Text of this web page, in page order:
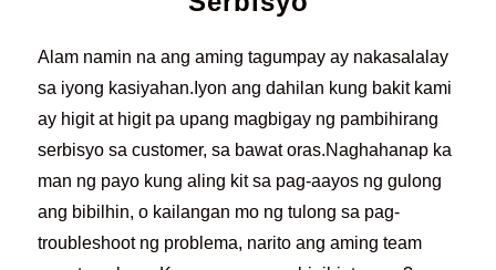
Alam namin na ang aming tagumpay ay nakasalalay
sa iyong kasiyahan.Iyon ang dahilan kung bakit kami
ay higit at higit pa upang magbigay ng pambihirang
serbisyo sa customer, sa bawat oras.Naghahanap ka
man ng payo kung aling kit sa pag-aayos ng gulong
ang bibilhin, o kailangan mo ng tulong sa pag-
troubleshoot ng problema, narito ang aming team